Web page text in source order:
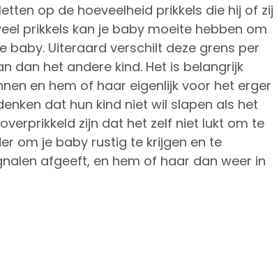
op de hoeveelheid prikkels die hij of zij
prikkels kan je baby moeite hebben om
baby. Uiteraard verschilt deze grens per
dan het andere kind. Het is belangrijk
en hem of haar eigenlijk voor het erger
dat hun kind niet wil slapen als het
zijn dat het zelf niet lukt om te
om je baby rustig te krijgen en te
afgeeft, en hem of haar dan weer in